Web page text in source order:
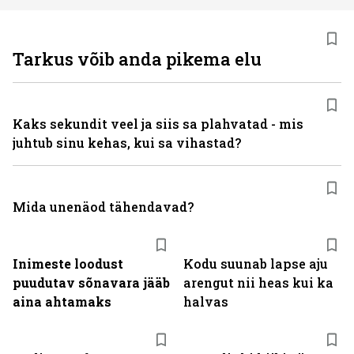
Inimeste loodust
puudutav sõnavara jääb
aina ahtamaks
Kodu suunab lapse aju
arengut nii heas kui ka
halvas
Tarkus võib anda pikema elu
Kaks sekundit veel ja siis sa plahvatad - mis
juhtub sinu kehas, kui sa vihastad?
Mida unenäod tähendavad?